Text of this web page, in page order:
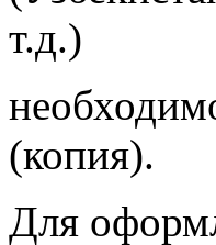
т.д.)
(копия).
Для